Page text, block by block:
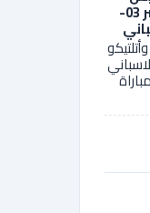
وأتلتيكو مدريد بث مباشر 03-
الاسباني